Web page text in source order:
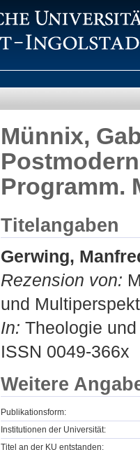
Münnix,
Programm.
Titelangaben
Gerwing,
Rezension von:
und
In: Theologie
ISSN 0049-366x
Weitere
Publikationsform:
Institutionen der Universität:
Titel an der KU entstanden: